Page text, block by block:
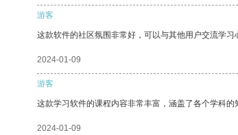
游客
这款软件的社区氛围非常好，可以与其他用户交流学习
2024-01-09
游客
这款学习软件的课程内容非常丰富，涵盖了各个学科
2024-01-09